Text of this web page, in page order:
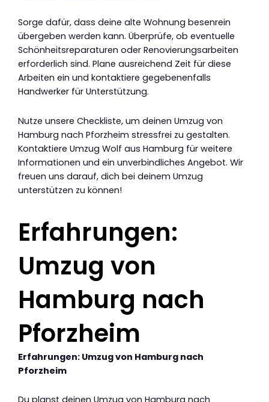
Sorge dafür, dass deine alte Wohnung besenrein
übergeben werden kann. Überprüfe, ob eventuelle
Schönheitsreparaturen oder Renovierungsarbeiten
erforderlich sind. Plane ausreichend Zeit für diese
Arbeiten ein und kontaktiere gegebenenfalls
Handwerker für Unterstützung.
Nutze unsere Checkliste, um deinen Umzug von
Hamburg nach Pforzheim stressfrei zu gestalten.
Kontaktiere Umzug Wolf aus Hamburg für weitere
Informationen und ein unverbindliches Angebot. Wir
freuen uns darauf, dich bei deinem Umzug
unterstützen zu können!
Erfahrungen:
Umzug von
Hamburg nach
Pforzheim
Erfahrungen: Umzug von Hamburg nach
Pforzheim